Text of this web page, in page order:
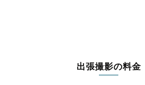
出張撮影の料金